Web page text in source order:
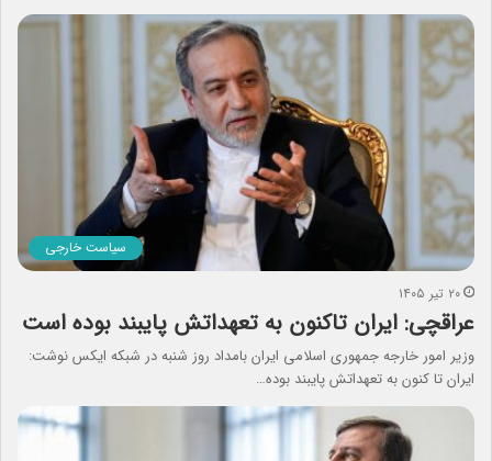
سیاست خارجی
۲۰ تیر ۱۴۰۵
عراقچی: ایران تاکنون به تعهداتش پایبند بوده است
وزیر امور خارجه جمهوری اسلامی ایران بامداد روز شنبه در شبکه ایکس نوشت:
ایران تا کنون به تعهداتش پایبند بوده…